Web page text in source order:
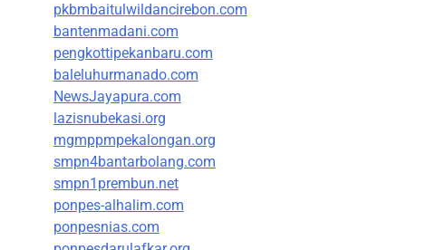
pkbmbaitulwildancirebon.com
bantenmadani.com
pengkottipekanbaru.com
baleluhurmanado.com
NewsJayapura.com
lazisnubekasi.org
mgmppmpekalongan.org
smpn4bantarbolang.com
smpn1prembun.net
ponpes-alhalim.com
ponpesnias.com